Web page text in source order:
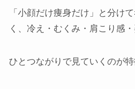
「小顔だけ痩身だけ」と分け
く、冷え・むくみ・肩こり感・
ひとつながりで見ていくのが
岡崎店
三河安城店